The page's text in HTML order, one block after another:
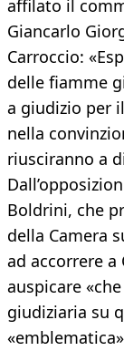
affilato il
Giancarlo
Carroccio:
delle fiamme
a giudizio per
nella
riusciranno a
Boldrini, che
della Camera
ad accorrere
auspicare
giudiziaria su